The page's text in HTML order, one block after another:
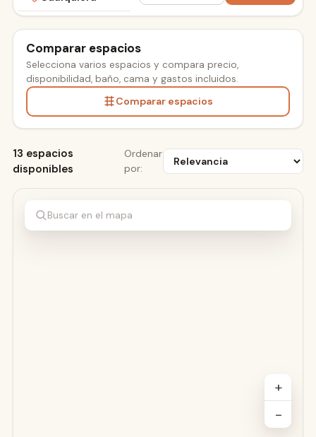
Comparar espacios
Selecciona varios espacios y compara precio,
disponibilidad, baño, cama y gastos incluidos.
Comparar espacios
13 espacios
disponibles
Ordenar
por:
ESDI
Buscar en el mapa
+
−